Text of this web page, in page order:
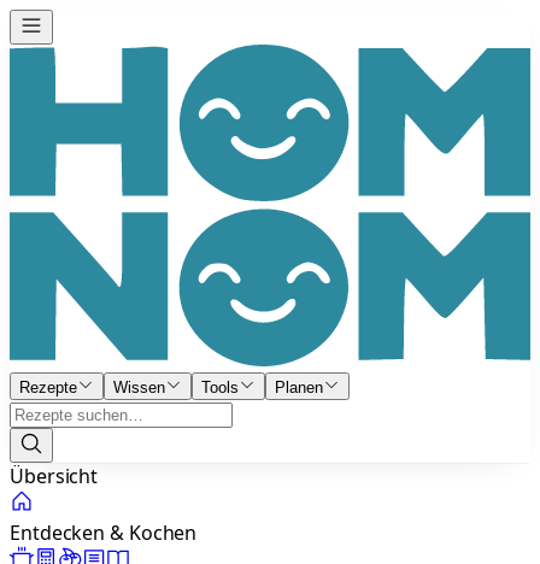
Rezepte Wissen Tools Planen
Übersicht
Entdecken & Kochen